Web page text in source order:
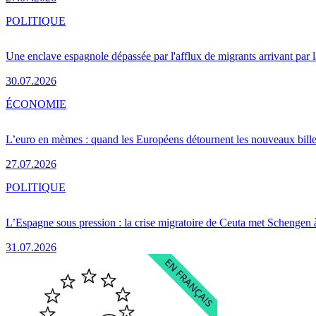
Une enclave espagnole dépassée par l'afflux de migrants arrivant par
30.07.2026
POLITIQUE
L’euro en mèmes : quand les Européens détournent les nouveaux
27.07.2026
ÉCONOMIE
L’Espagne sous pression : la crise migratoire de Ceuta met Schengen
31.07.2026
POLITIQUE